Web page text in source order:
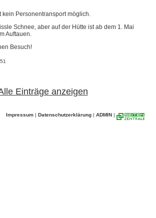
kein Personentransport möglich.
Schnee, aber auf der Hütte ist ab dem 1. Mai
Auftauen.
Besuch!
Einträge anzeigen
Impressum | Datenschutzerklärung | ADMIN |